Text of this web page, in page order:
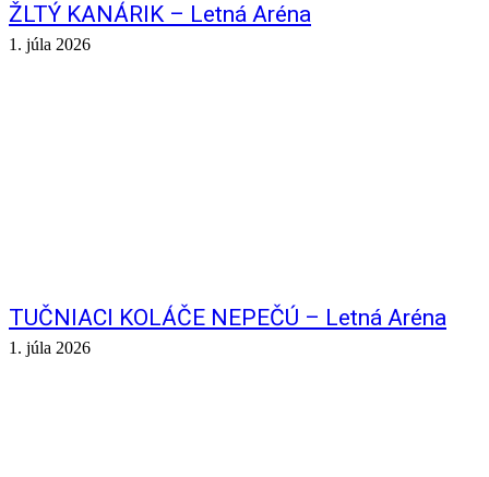
ŽLTÝ KANÁRIK – Letná Aréna
1. júla 2026
TUČNIACI KOLÁČE NEPEČÚ – Letná Aréna
1. júla 2026